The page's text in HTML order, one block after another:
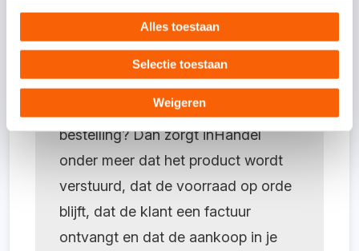
Alles toestaan
Selectie toestaan
Weigeren
Snelstart inHandelheb je één
systeem dat je logistieke én
administratieve processen
automatiseert. Plaatst een klant een
bestelling? Dan zorgt inHandel
onder meer dat het product wordt
verstuurd, dat de voorraad op orde
blijft, dat de klant een factuur
ontvangt en dat de aankoop in je